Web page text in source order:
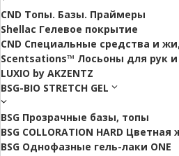
CND Топы. Базы. Праймеры
Shellac Гелевое покрытие
CND Специальные средства и
Scentsations™ Лосьоны для рук и
LUXIO by AKZENTZ
BSG-BIO STRETCH GEL
BSG Прозрачные базы, топы
BSG COLLORATION HARD
BSG Однофазные гель-лаки ONE